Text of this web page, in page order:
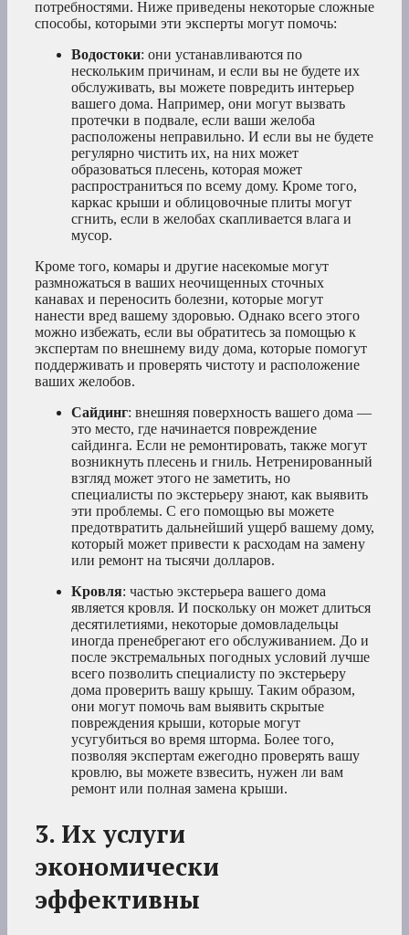
потребностями. Ниже приведены некоторые сложные
способы, которыми эти эксперты могут помочь:
Водостоки: они устанавливаются по
нескольким причинам, и если вы не будете их
обслуживать, вы можете повредить интерьер
вашего дома. Например, они могут вызвать
протечки в подвале, если ваши желоба
расположены неправильно. И если вы не будете
регулярно чистить их, на них может
образоваться плесень, которая может
распространиться по всему дому. Кроме того,
каркас крыши и облицовочные плиты могут
сгнить, если в желобах скапливается влага и
мусор.
Кроме того, комары и другие насекомые могут
размножаться в ваших неочищенных сточных
канавах и переносить болезни, которые могут
нанести вред вашему здоровью. Однако всего этого
можно избежать, если вы обратитесь за помощью к
экспертам по внешнему виду дома, которые помогут
поддерживать и проверять чистоту и расположение
ваших желобов.
Сайдинг: внешняя поверхность вашего дома —
это место, где начинается повреждение
сайдинга. Если не ремонтировать, также могут
возникнуть плесень и гниль. Нетренированный
взгляд может этого не заметить, но
специалисты по экстерьеру знают, как выявить
эти проблемы. С его помощью вы можете
предотвратить дальнейший ущерб вашему дому,
который может привести к расходам на замену
или ремонт на тысячи долларов.
Кровля: частью экстерьера вашего дома
является кровля. И поскольку он может длиться
десятилетиями, некоторые домовладельцы
иногда пренебрегают его обслуживанием. До и
после экстремальных погодных условий лучше
всего позволить специалисту по экстерьеру
дома проверить вашу крышу. Таким образом,
они могут помочь вам выявить скрытые
повреждения крыши, которые могут
усугубиться во время шторма. Более того,
позволяя экспертам ежегодно проверять вашу
кровлю, вы можете взвесить, нужен ли вам
ремонт или полная замена крыши.
3. Их услуги
экономически
эффективны